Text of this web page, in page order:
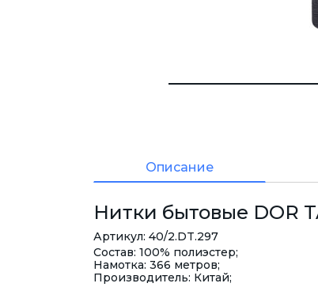
Описание
Нитки бытовые DOR
Артикул: 40/2.DT.297
Состав: 100% полиэстер;
Намотка: 366 метров;
Производитель: Китай;